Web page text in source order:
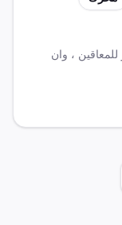
، وان